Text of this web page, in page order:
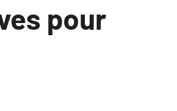
pour